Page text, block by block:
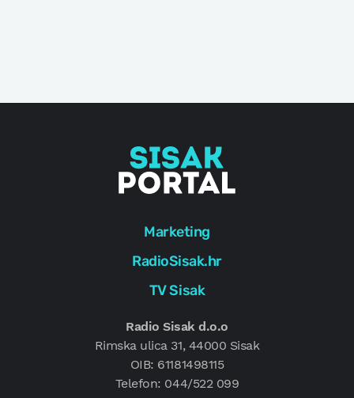
Marketing
RadioSisak.hr
TV Sisak
Radio Sisak d.o.o
Rimska ulica 31, 44000 Sisak
OIB: 61181498115
Telefon: 044/522 099